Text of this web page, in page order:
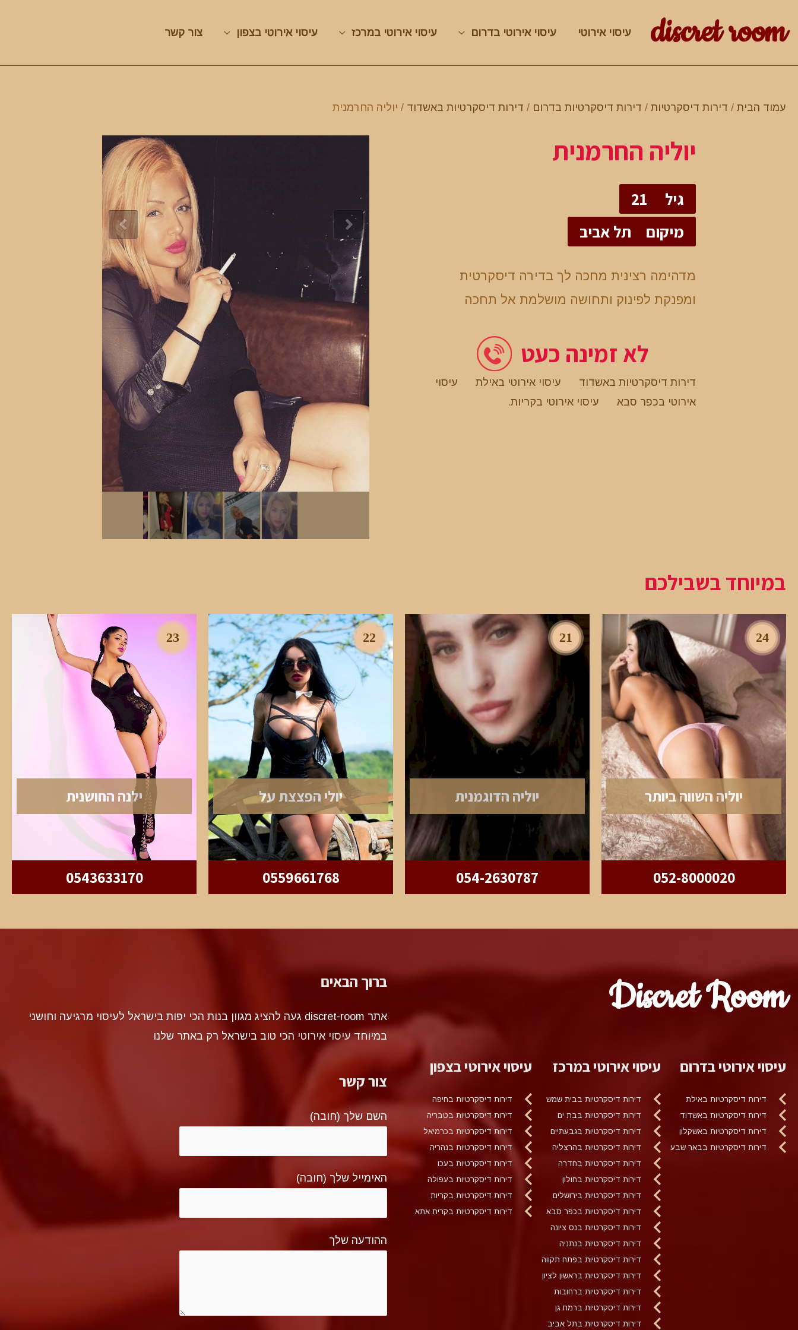
discret room עיסוי אירוטי עיסוי אירוטי בדרום עיסוי אירוטי במרכז עיסוי אירוטי בצפון צור קשר
עמוד הבית / דירות דיסקרטיות / דירות דיסקרטיות בדרום / דירות דיסקרטיות באשדוד / יוליה החרמנית
יוליה החרמנית
גיל
21
מיקום
תל אביב
מדהימה רצינית מחכה לך בדירה דיסקרטית
ומפנקת לפינוק ותחושה מושלמת אל תחכה
לא זמינה כעט
דירות דיסקרטיות באשדוד עיסוי אירוטי באילת
עיסוי
אירוטי בכפר סבא
עיסוי אירוטי בקריות.
במיוחד בשבילכם
24
יוליה השווה ביותר
052-8000020
21
יוליה הדוגמנית
054-2630787
22
יולי הפצצת על
0559661768
23
ילנה החושנית
0543633170
Discret Room
עיסוי אירוטי בדרום
דירות דיסקרטיות באילת
דירות דיסקרטיות באשדוד
דירות דיסקרטיות באשקלון
דירות דיסקרטיות בבאר שבע
עיסוי אירוטי במרכז
דירות דיסקרטיות בבית שמש
דירות דיסקרטיות בבת ים
דירות דיסקרטיות בגבעתיים
דירות דיסקרטיות בהרצליה
דירות דיסקרטיות בחדרה
דירות דיסקרטיות בחולון
דירות דיסקרטיות בירושלים
דירות דיסקרטיות בכפר סבא
דירות דיסקרטיות בנס ציונה
דירות דיסקרטיות בנתניה
דירות דיסקרטיות בפתח תקווה
דירות דיסקרטיות בראשון לציון
דירות דיסקרטיות ברחובות
דירות דיסקרטיות ברמת גן
דירות דיסקרטיות בתל אביב
עיסוי אירוטי בצפון
דירות דיסקרטיות בחיפה
דירות דיסקרטיות בטבריה
דירות דיסקרטיות בכרמיאל
דירות דיסקרטיות בנהריה
דירות דיסקרטיות בעכו
דירות דיסקרטיות בעפולה
דירות דיסקרטיות בקריות
דירות דיסקרטיות בקרית אתא
ברוך הבאים
אתר discret-room געה להציג מגוון בנות הכי יפות בישראל לעיסוי מרגיעה וחושני
במיוחדעיסוי אירוטי הכי טוב בישראל רק באתר שלנו
צור קשר
השם שלך (חובה)
האימייל שלך (חובה)
ההודעה שלך